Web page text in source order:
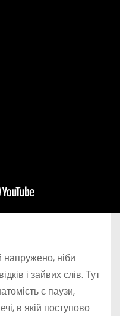
напружено, ніби
і зайвих слів. Тут
є паузи,
в якій поступово